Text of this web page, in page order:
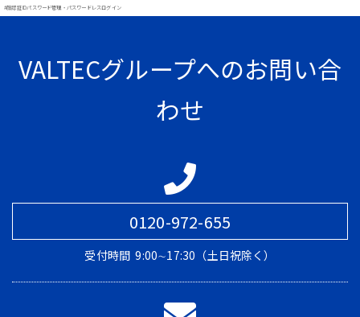
#顔認証 IDパスワード管理・パスワードレスログイン
VALTECグループへのお問い合
わせ
0120-972-655
受付時間 9:00∼17:30（土日祝除く）